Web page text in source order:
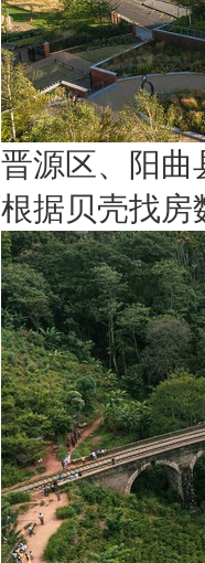
晋源区、阳曲
根据贝壳找房